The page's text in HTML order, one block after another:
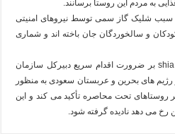
به مردم این روستا برسانند.
سبب شلیک گاز سمی توسط نیروهای امنیتی
و سالخوردگان جان باخته اند و شماری
از این رو بنیاد جهانی shia rights watch بر ضرورت اقدام سریع دبیرکل سازمان
های بحرین و عربستان سعودی به منظور
روستاهای تحت محاصره تأکید می کند و این
رخ می دهد نادیده گرفته شود.